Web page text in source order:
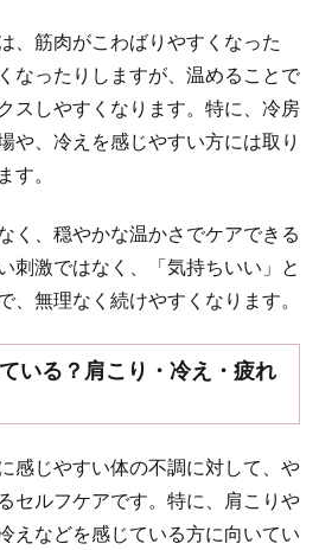
、筋肉がこわばりやすくなった
なったりしますが、温めることで
スしやすくなります。特に、冷房
や、冷えを感じやすい方には取り
す。
く、穏やかな温かさでケアできる
刺激ではなく、「気持ちいい」と
、無理なく続けやすくなります。
いる？肩こり・冷え・疲れ
感じやすい体の不調に対して、や
セルフケアです。特に、肩こりや
えなどを感じている方に向いてい